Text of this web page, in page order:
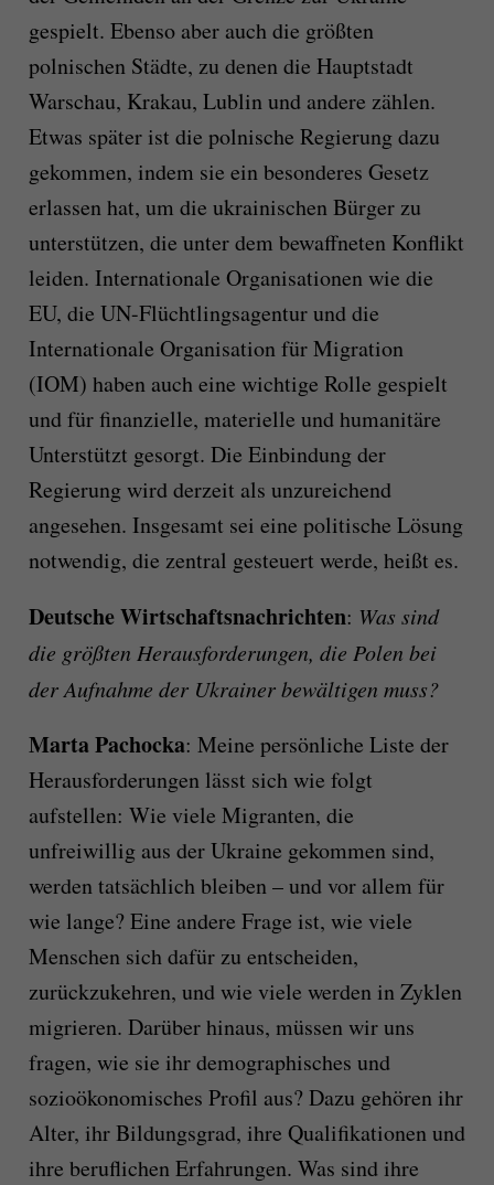
gespielt. Ebenso aber auch die größten
polnischen Städte, zu denen die Hauptstadt
Warschau, Krakau, Lublin und andere zählen.
Etwas später ist die polnische Regierung dazu
gekommen, indem sie ein besonderes Gesetz
erlassen hat, um die ukrainischen Bürger zu
unterstützen, die unter dem bewaffneten Konflikt
leiden. Internationale Organisationen wie die
EU, die UN-Flüchtlingsagentur und die
Internationale Organisation für Migration
(IOM) haben auch eine wichtige Rolle gespielt
und für finanzielle, materielle und humanitäre
Unterstützt gesorgt. Die Einbindung der
Regierung wird derzeit als unzureichend
angesehen. Insgesamt sei eine politische Lösung
notwendig, die zentral gesteuert werde, heißt es.
Deutsche Wirtschaftsnachrichten: Was sind
die größten Herausforderungen, die Polen bei
der Aufnahme der Ukrainer bewältigen muss?
Marta Pachocka: Meine persönliche Liste der
Herausforderungen lässt sich wie folgt
aufstellen: Wie viele Migranten, die
unfreiwillig aus der Ukraine gekommen sind,
werden tatsächlich bleiben – und vor allem für
wie lange? Eine andere Frage ist, wie viele
Menschen sich dafür zu entscheiden,
zurückzukehren, und wie viele werden in Zyklen
migrieren. Darüber hinaus, müssen wir uns
fragen, wie sie ihr demographisches und
sozioökonomisches Profil aus? Dazu gehören ihr
Alter, ihr Bildungsgrad, ihre Qualifikationen und
ihre beruflichen Erfahrungen. Was sind ihre